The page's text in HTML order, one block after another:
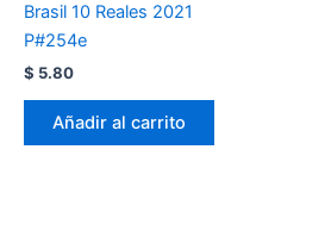
Brasil 10 Reales 2021
P#254e
$ 5.80
Añadir al carrito